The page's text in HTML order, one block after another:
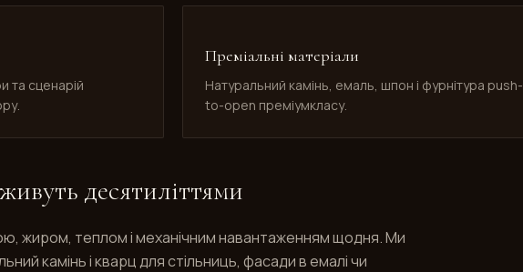
та сценарій
Преміальні матеріали
Натуральний камінь, емаль, шпон і фурнітура push-
to-open преміумкласу.
десятиліттями
жиром, теплом і механічним навантаженням щодня. Ми
камінь і кварц для стільниць, фасади в емалі чи